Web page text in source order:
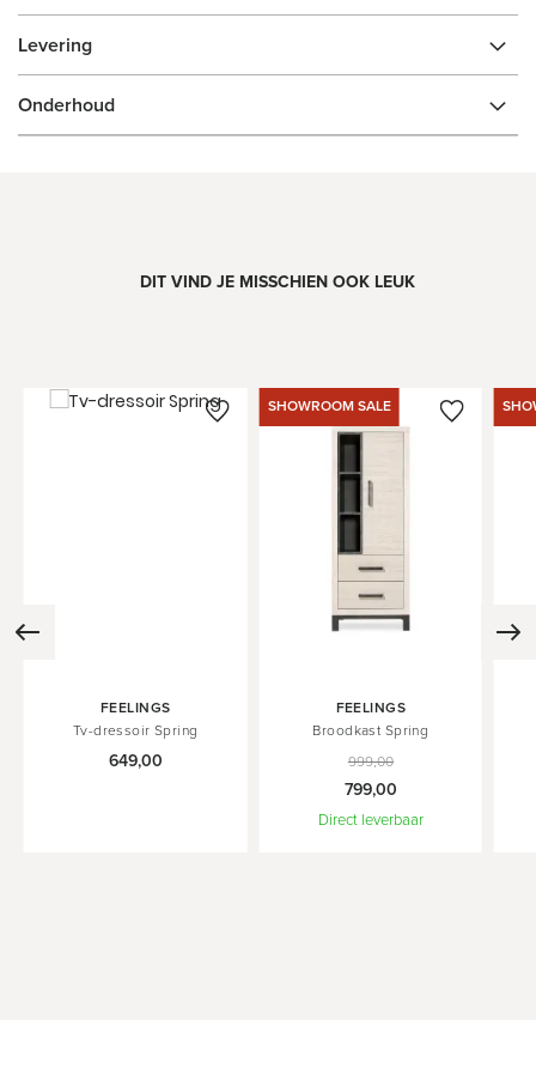
Levering
Onderhoud
DIT VIND JE MISSCHIEN OOK LEUK
FEELINGS
Tv-dressoir Spring
649,00
SHOWROOM SALE
FEELINGS
Broodkast Spring
999,00
799,00
Direct leverbaar
Winkelwagen